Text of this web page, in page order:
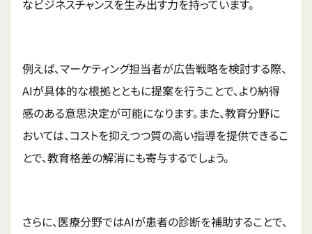
なビジネスチャンスを生み出す力を持っています。
例えば、マーケティング担当者が広告戦略を検討する際、
AIが具体的な根拠とともに提案を行うことで、より納得
感のある意思決定が可能になります。また、教育分野に
おいては、コストを抑えつつ質の高い指導を提供できるこ
とで、教育格差の解消にも寄与するでしょう。
さらに、医療分野ではAIが患者の診断を補助することで、